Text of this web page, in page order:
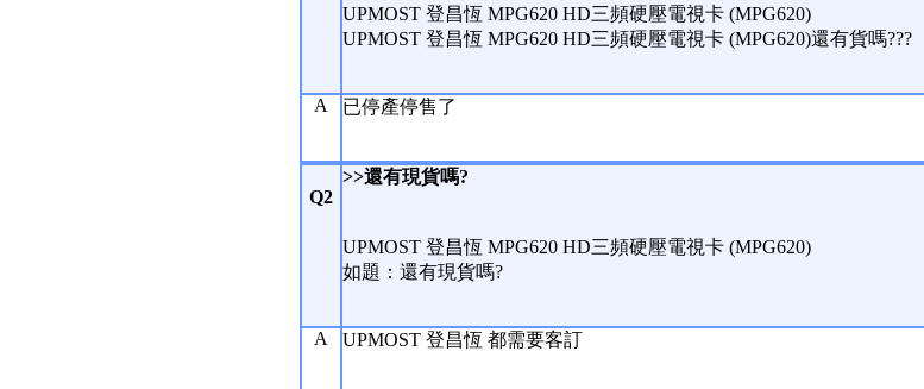
UPMOST 登昌恆 MPG620 HD三頻硬壓電視卡 (MPG620)
UPMOST 登昌恆 MPG620 HD三頻硬壓電視卡 (MPG620)還有貨嗎???
A 已停產停售了
Q2
>>還有現貨嗎?
UPMOST 登昌恆 MPG620 HD三頻硬壓電視卡 (MPG620)
如題：還有現貨嗎?
A UPMOST 登昌恆 都需要客訂